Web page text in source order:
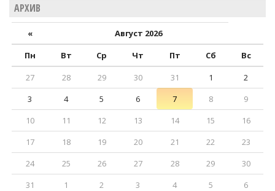
АРХИВ
«
Август 2026
Пн
Вт Ср Чт Пт Сб
Вс
27
28 29 30 31 1
2
3
4 5 6 7 8
9
10
11 12 13 14 15
16
17
18 19 20 21 22
23
24
25 26 27 28 29
30
31
1 2 3 4 5 6